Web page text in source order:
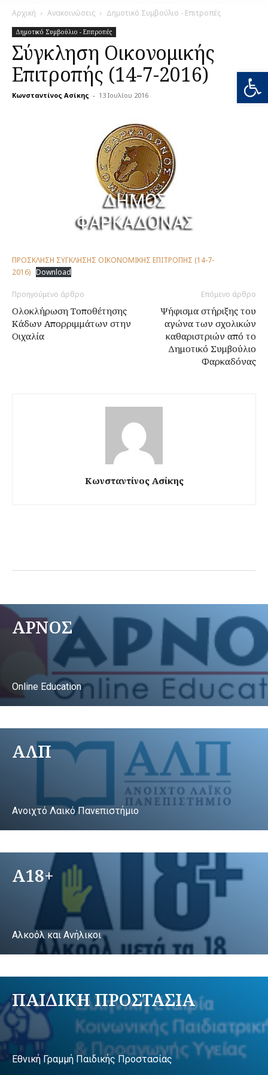
Αρχική Ανακοινώσεις Δημοτικό Συμβούλιο - Επιτροπές
Δημοτικό Συμβούλιο - Επιτροπές
Σύγκληση Οικονομικής
Επιτροπής (14-7-2016)
Κωνσταντίνος Ασίκης - 13 Ιουλίου 2016 0
ΠΡΟΣΚΛΗΣΗ ΣΥΓΚΛΗΣΗΣ ΟΙΚΟΝΟΜΙΚΗΣ ΕΠΙΤΡΟΠΗΣ (14-7-
2016) Download
Προηγούμενο άρθρο
Ολοκλήρωση Τοποθέτησης
Κάδων Απορριμμάτων στην
Οιχαλία
Επόμενο άρθρο
Ψήφισμα στήριξης του
αγώνα των σχολικών
καθαριστριών από το
Δημοτικό Συμβούλιο
Φαρκαδόνας
Κωνσταντίνος Ασίκης
ΑΡΝΟΣ
Online Education
ΑΛΠ
Ανοιχτό Λαικό Πανεπιστήμιο
A18+
Αλκοόλ και Ανήλικοι
ΠΑΙΔΙΚΗ ΠΡΟΣΤΑΣΙΑ
Εθνική Γραμμή Παιδικής Προστασίας